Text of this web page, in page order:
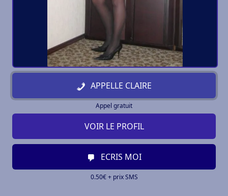
APPELLE CLAIRE
Appel gratuit
VOIR LE PROFIL
ECRIS MOI
0.50€ + prix SMS